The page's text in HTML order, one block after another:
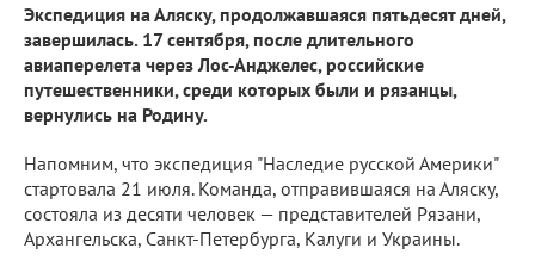
Экспедиция на Аляску, продолжавшаяся пятьдесят дней,
завершилась. 17 сентября, после длительного
авиаперелета через Лос-Анджелес, российские
путешественники, среди которых были и рязанцы,
вернулись на Родину.
Напомним, что экспедиция "Наследие русской Америки"
стартовала 21 июля. Команда, отправившаяся на Аляску,
состояла из десяти человек — представителей Рязани,
Архангельска, Санкт-Петербурга, Калуги и Украины.